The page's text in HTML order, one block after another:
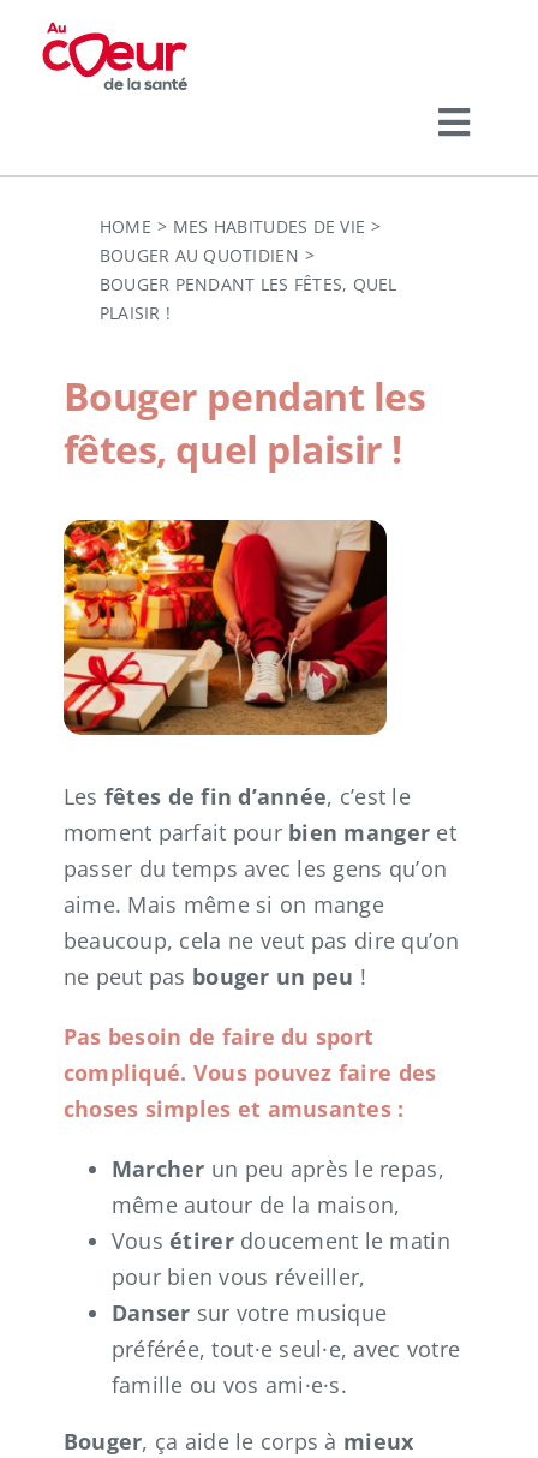
Passer
QUI SOMMES-NOUS ?
l'image
agrandie
HOME
MES HABITUDES DE VIE
BOUGER AU QUOTIDIEN
BOUGER PENDANT LES FÊTES, QUEL
PLAISIR !
Bouger pendant les
fêtes, quel plaisir !
Les fêtes de fin d’année, c’est le
moment parfait pour bien manger et
passer du temps avec les gens qu’on
aime. Mais même si on mange
beaucoup, cela ne veut pas dire qu’on
ne peut pas bouger un peu !
Pas besoin de faire du sport
compliqué. Vous pouvez faire des
choses simples et amusantes :
Marcher un peu après le repas,
même autour de la maison,
Vous étirerdoucement le matin
pour bien vous réveiller,
Danser sur votre musique
préférée, tout·e seul·e, avec votre
famille ou vos ami·e·s.
Bouger, ça aide le corps à mieux